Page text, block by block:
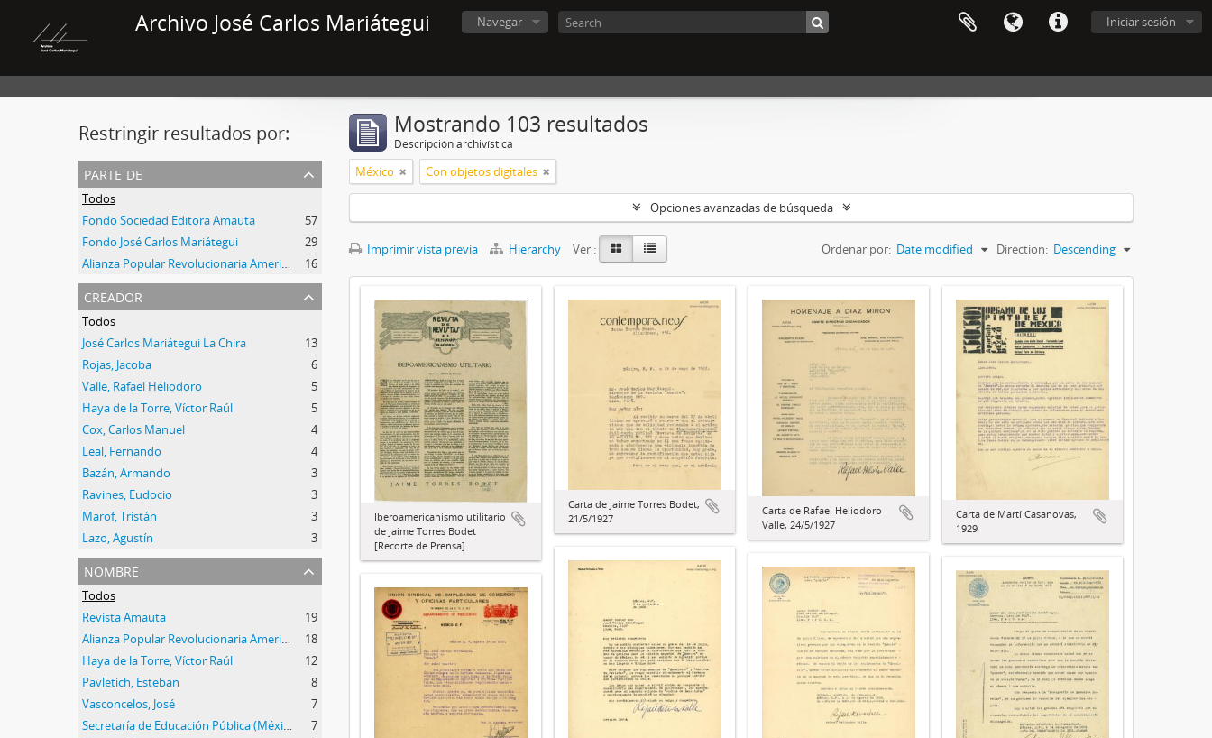
Archivo José Carlos Mariátegui Iniciar sesión
Navegar
Restringir resultados por:
parte de
Todos
Fondo Sociedad Editora Amauta
57
Fondo José Carlos Mariátegui
29
Alianza Popular Revolucionaria Americana-APRA (Colección)
16
creador
Todos
José Carlos Mariátegui La Chira
13
Rojas, Jacoba
6
Valle, Rafael Heliodoro
5
Haya de la Torre, Víctor Raúl
5
Cox, Carlos Manuel
4
Leal, Fernando
4
Bazán, Armando
3
Ravines, Eudocio
3
Marof, Tristán
3
Lazo, Agustín
3
nombre
Todos
Revista Amauta
19
Alianza Popular Revolucionaria Americana (APRA)
18
Haya de la Torre, Víctor Raúl
12
Pavletich, Esteban
8
Vasconcelos, José
7
Secretaría de Educación Pública (México)
7
Mostrando 103 resultados
Descripción archivística
México Con objetos digitales
Opciones avanzadas de búsqueda
Imprimir vista previa Hierarchy Ver : Ordenar por: Date modified Direction: Descending
Iberoamericanismo utilitario
de Jaime Torres Bodet
[Recorte de Prensa]
Carta de Jaime Torres Bodet,
21/5/1927
Carta de Rafael Heliodoro
Valle, 24/5/1927
Carta de Martí Casanovas,
1929